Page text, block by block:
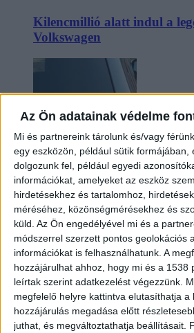
Az Ön adatainak védelme
Mi és partnereink tárolunk és/vagy
egy eszközön, például sütik formájában,
dolgozunk fel, például egyedi
információkat, amelyeket az eszköz
hirdetésekhez és tartalomhoz,
méréséhez, közönségmérésekhez és
küld. Az Ön engedélyével mi és a
módszerrel szerzett pontos geolokációs
információkat is felhasználhatunk. A
hozzájárulhat ahhoz, hogy mi és a 1538
leírtak szerint adatkezelést végezzünk.
megfelelő helyre kattintva elutasíthatja a
hozzájárulás megadása előtt
juthat, és megváltoztathatja beállításait.
Kilencmillió alatt indul a
Volkswagen
Hoppon maradtak a
program utolsó pályázói